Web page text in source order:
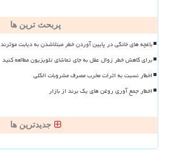
پربحث ترین ها
باغچه های خانگی در پایین آوردن خطر مبتلاشدن به دیابت موثرند
برای کاهش خطر زوال عقل به جای تماشای تلویزیون مطالعه کنید
اخطار نسبت به اثرات مخرب مصرف مشروبات الکلی
اخطار جمع آوری روغن های یک برند از بازار
جدیدترین ها